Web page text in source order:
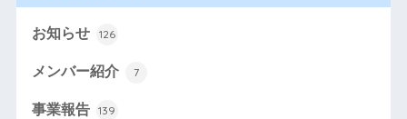
お知らせ 126
メンバー紹介 7
事業報告 139